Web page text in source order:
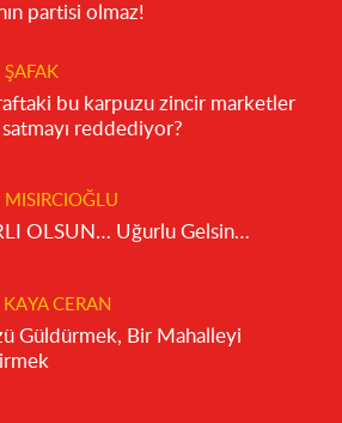
partisi olmaz!
bu karpuzu zincir marketler
reddediyor?
MISIRCIOĞLU
HAYIRLI OLSUN… Uğurlu Gelsin…
KAYA CERAN
Güldürmek, Bir Mahalleyi